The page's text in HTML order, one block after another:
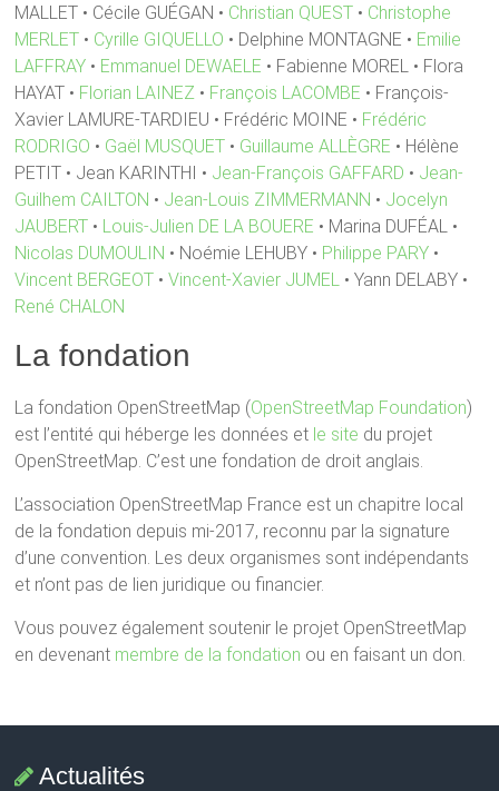
MALLET • Cécile GUÉGAN • Christian QUEST • Christophe
MERLET • Cyrille GIQUELLO • Delphine MONTAGNE • Emilie
LAFFRAY • Emmanuel DEWAELE • Fabienne MOREL • Flora
HAYAT • Florian LAINEZ • François LACOMBE • François-
Xavier LAMURE-TARDIEU • Frédéric MOINE • Frédéric
RODRIGO • Gaël MUSQUET • Guillaume ALLÈGRE • Hélène
PETIT • Jean KARINTHI • Jean-François GAFFARD • Jean-
Guilhem CAILTON • Jean-Louis ZIMMERMANN • Jocelyn
JAUBERT • Louis-Julien DE LA BOUERE • Marina DUFÉAL •
Nicolas DUMOULIN • Noémie LEHUBY • Philippe PARY •
Vincent BERGEOT •Vincent-Xavier JUMEL • Yann DELABY •
René CHALON
La fondation
La fondation OpenStreetMap (OpenStreetMap Foundation)
est l’entité qui héberge les données et le site du projet
OpenStreetMap. C’est une fondation de droit anglais.
L’association OpenStreetMap France est un chapitre local
de la fondation depuis mi-2017, reconnu par la signature
d’une convention. Les deux organismes sont indépendants
et n’ont pas de lien juridique ou financier.
Vous pouvez également soutenir le projet OpenStreetMap
en devenant membre de la fondation ou en faisant un don.
Actualités